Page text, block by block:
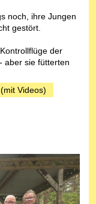
noch, ihre Jungen
gestört.
der
aber sie fütterten
Videos)